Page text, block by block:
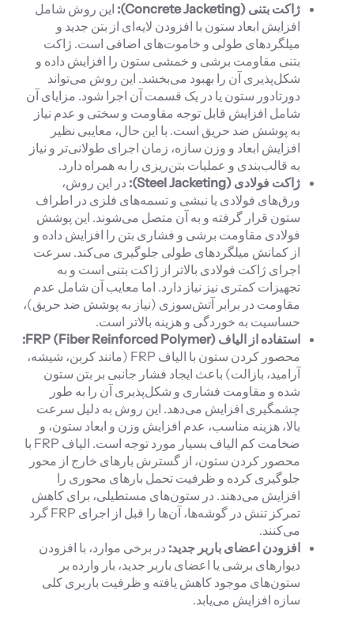
ژاکت بتنی (Concrete Jacketing
): این روش شامل
افزایش ابعاد ستون با افزودن لایه‌ای از بتن جدید و
میلگردهای طولی و خاموت‌های اضافی است. ژاکت
بتنی مقاومت برشی و خمشی ستون را افزایش داده و
شکل‌پذیری آن را بهبود می‌بخشد. این روش می‌تواند
دورتادور ستون یا در یک قسمت آن اجرا شود. مزایای آن
شامل افزایش قابل توجه مقاومت و سختی و عدم نیاز
به پوشش ضد حریق است. با این حال، معایبی نظیر
افزایش ابعاد و وزن سازه، زمان اجرای طولانی‌تر و نیاز
به قالب‌بندی و عملیات بتن‌ریزی را به همراه دارد.
ژاکت فولادی (Steel Jacketing
): در این روش،
ورق‌های فولادی یا نبشی و تسمه‌های فلزی در اطراف
ستون قرار گرفته و به آن متصل می‌شوند. این پوشش
فولادی مقاومت برشی و فشاری بتن را افزایش داده و
از کمانش میلگردهای طولی جلوگیری می‌کند. سرعت
اجرای ژاکت فولادی بالاتر از ژاکت بتنی است و به
تجهیزات کمتری نیز نیاز دارد. اما معایب آن شامل عدم
مقاومت در برابر آتش‌سوزی (نیاز به پوشش ضد حریق)،
حساسیت به خوردگی و هزینه بالاتر است.
استفاده از الیاف FRP (Fiber Reinforced Polymer):
محصور کردن ستون با الیاف FRP (مانند کربن، شیشه،
آرامید، بازالت) باعث ایجاد فشار جانبی بر بتن ستون
شده و مقاومت فشاری و شکل‌پذیری آن را به طور
چشمگیری افزایش می‌دهد. این روش به دلیل سرعت
بالا، هزینه مناسب، عدم افزایش وزن و ابعاد ستون، و
ضخامت کم الیاف بسیار مورد توجه است. الیاف FRP با
محصور کردن ستون، از گسترش بارهای خارج از محور
جلوگیری کرده و ظرفیت تحمل بارهای محوری را
افزایش می‌دهند. در ستون‌های مستطیلی، برای کاهش
تمرکز تنش در گوشه‌ها، آن‌ها را قبل از اجرای FRP گرد
می‌کنند.
افزودن اعضای باربر جدید: در برخی موارد، با افزودن
دیوارهای برشی یا اعضای باربر جدید، بار وارده بر
ستون‌های موجود کاهش یافته و ظرفیت باربری کلی
سازه افزایش می‌یابد.